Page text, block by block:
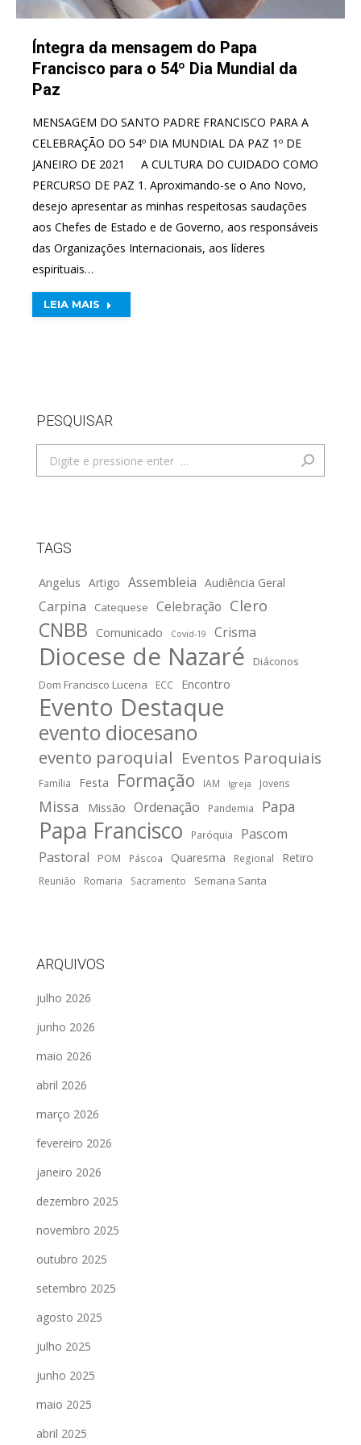
Íntegra da mensagem do Papa
Francisco para o 54º Dia Mundial da
Paz
MENSAGEM DO SANTO PADRE FRANCISCO PARA A
CELEBRAÇÃO DO 54º DIA MUNDIAL DA PAZ 1º DE
JANEIRO DE 2021 A CULTURA DO CUIDADO COMO
PERCURSO DE PAZ 1. Aproximando-se o Ano Novo,
desejo apresentar as minhas respeitosas saudações
aos Chefes de Estado e de Governo, aos responsáveis
das Organizações Internacionais, aos líderes
espirituais…
LEIA MAIS
PESQUISAR
Search:
TAGS
Angelus Artigo Assembleia Audiência Geral
Carpina Catequese Celebração Clero
CNBB Comunicado Covid-19 Crisma
Diocese de Nazaré
Diáconos
Dom Francisco Lucena
ECC Encontro
Evento Destaque
evento diocesano
evento paroquial Eventos Paroquiais
Família Festa Formação IAM Igreja Jovens
Missa Missão Ordenação Pandemia Papa
Papa Francisco Paróquia
Pascom
Pastoral
POM Páscoa Quaresma Regional Retiro
Reunião Romaria Sacramento Semana Santa
ARQUIVOS
julho 2026
junho 2026
maio 2026
abril 2026
março 2026
fevereiro 2026
janeiro 2026
dezembro 2025
novembro 2025
outubro 2025
setembro 2025
agosto 2025
julho 2025
junho 2025
maio 2025
abril 2025